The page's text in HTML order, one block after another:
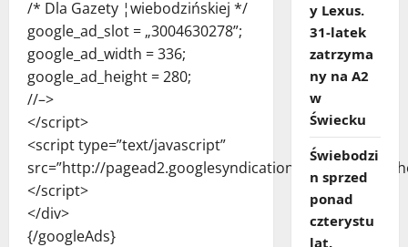
/* Dla Gazety ¦wiebodzińskiej */
google_ad_slot = „3004630278”;
google_ad_width = 336;
google_ad_height = 280;
//–>
</script>
<script type=”text/javascript”
src=”http://pagead2.googlesyndication.com/pagead/
</script>
</div>
{/googleAds}
y Lexus.
31‑latek
zatrzyma
ny na A2
w
Świecku
Świebodzi
n sprzed
ponad
czterystu
lat.